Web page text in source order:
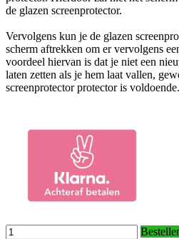
de glazen screenprotector.
Vervolgens kun je de glazen
scherm aftrekken om er vervolgens
voordeel hiervan is dat je niet een
laten zetten als je hem laat vallen,
screenprotector protector is